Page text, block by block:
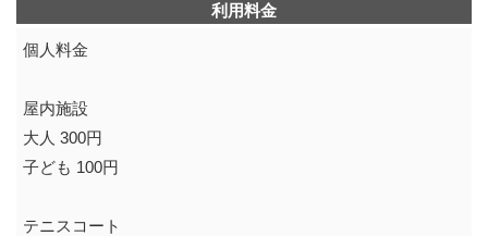
利用料金
個人料金
屋内施設
大人 300円
子ども 100円
テニスコート